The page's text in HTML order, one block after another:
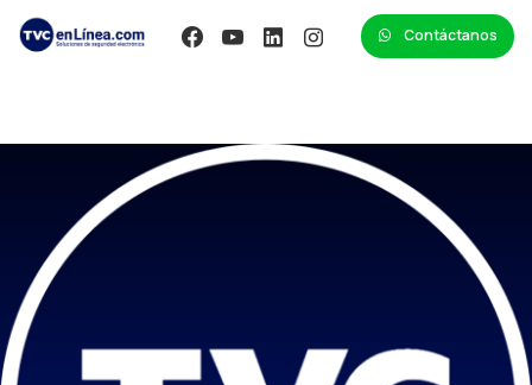
Contáctanos